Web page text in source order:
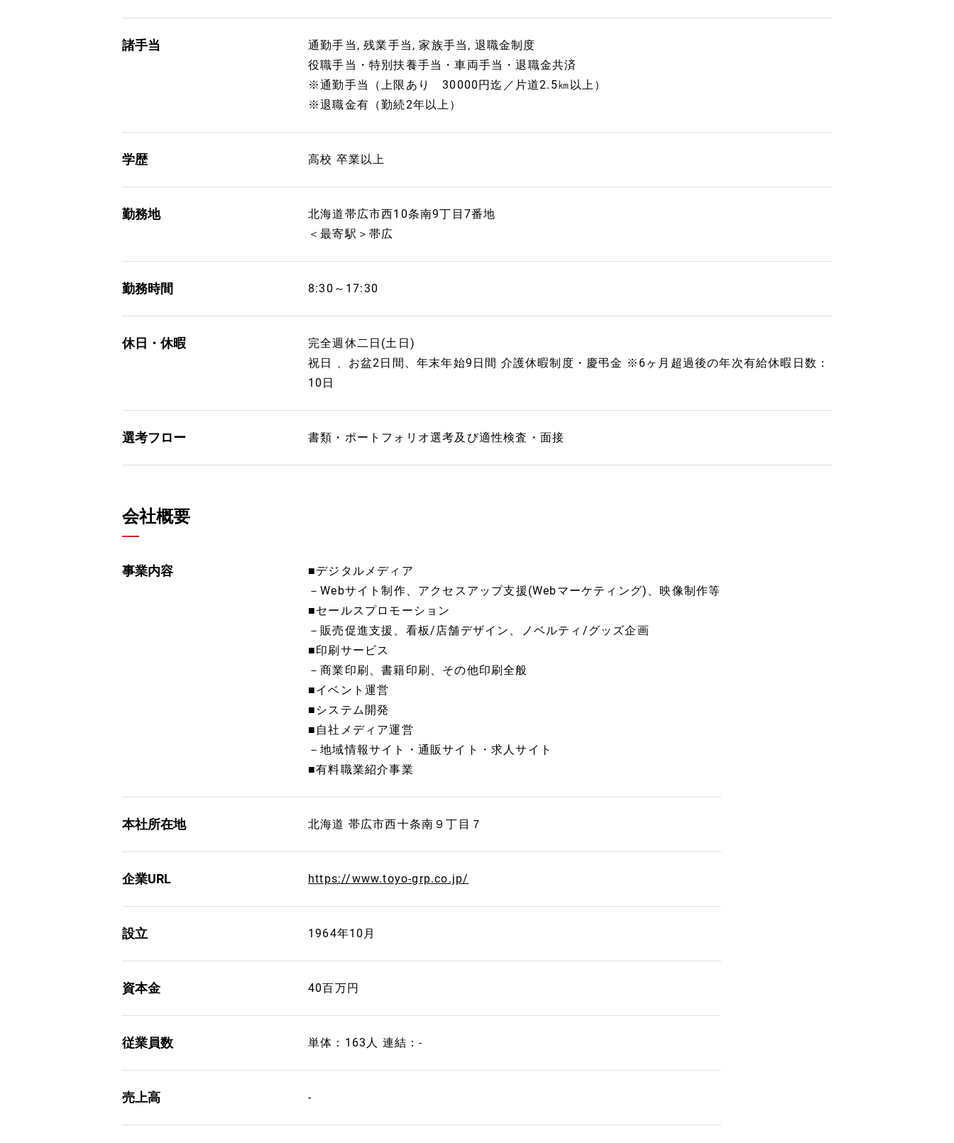
諸手当
通勤手当, 残業手当, 家族手当, 退職金制度
役職手当・特別扶養手当・車両手当・退職金共済
※通勤手当（上限あり 30000円迄／片道2.5㎞以上）
※退職金有（勤続2年以上）
学歴 高校 卒業以上
勤務地
北海道帯広市西10条南9丁目7番地
＜最寄駅＞帯広
勤務時間 8:30～17:30
休日・休暇
完全週休二日(土日)
祝日 、お盆2日間、年末年始9日間 介護休暇制度・慶弔金 ※6ヶ月超過後の年次有給休暇日数：
10日
選考フロー 書類・ポートフォリオ選考及び適性検査・面接
会社概要
事業内容
■デジタルメディア
－Webサイト制作、アクセスアップ支援(Webマーケティング)、映像制作等
■セールスプロモーション
－販売促進支援、看板/店舗デザイン、ノベルティ/グッズ企画
■印刷サービス
－商業印刷、書籍印刷、その他印刷全般
■イベント運営
■システム開発
■自社メディア運営
－地域情報サイト・通販サイト・求人サイト
■有料職業紹介事業
本社所在地 北海道 帯広市西十条南９丁目７
企業URL https://www.toyo-grp.co.jp/
設立 1964年10月
資本金 40百万円
従業員数 単体：163人 連結：-
売上高 -